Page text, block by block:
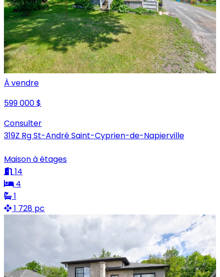
À vendre
599 000 $
Consulter
319Z Rg St-André Saint-Cyprien-de-Napierville
Maison à étages
14
4
1
1 728 pc